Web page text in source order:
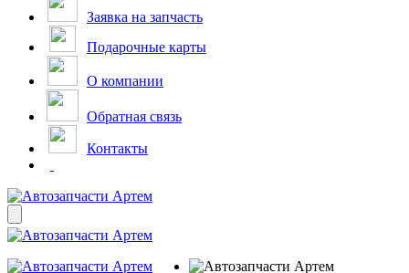
Заявка на запчасть
Подарочные карты
О компании
Обратная связь
Контакты